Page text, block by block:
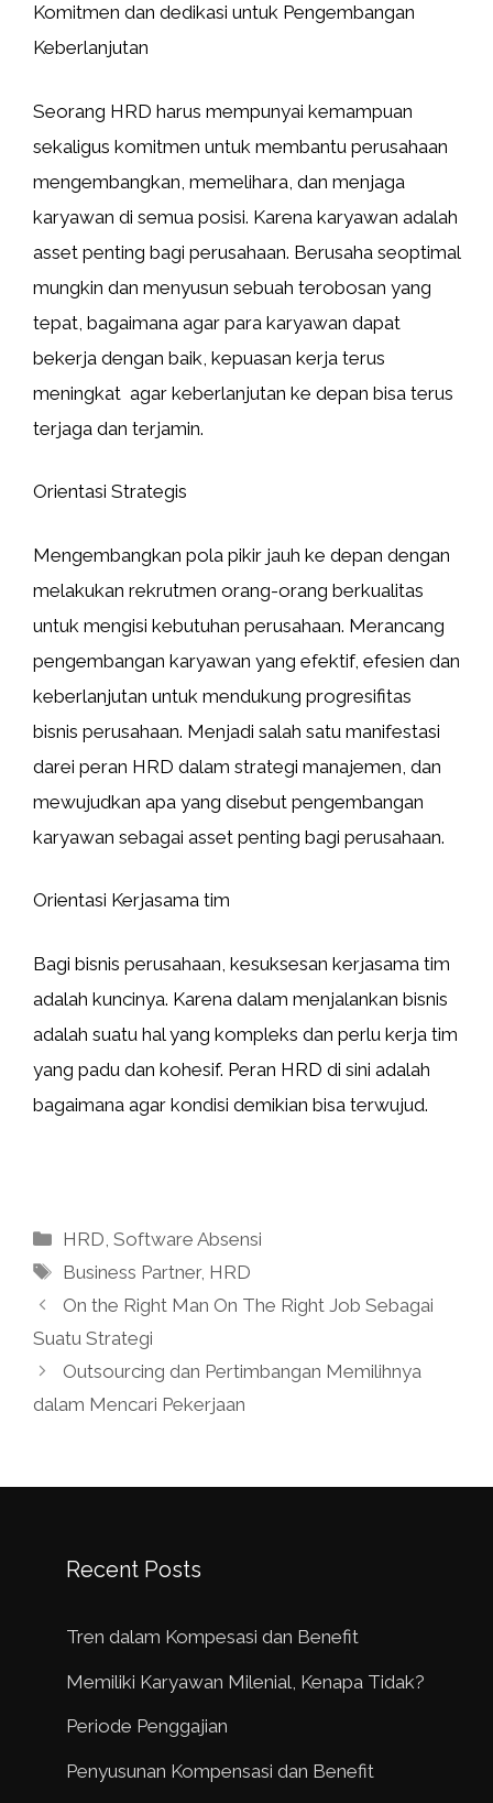
Komitmen dan dedikasi untuk Pengembangan
Keberlanjutan
Seorang HRD harus mempunyai kemampuan
sekaligus komitmen untuk membantu perusahaan
mengembangkan, memelihara, dan menjaga
karyawan di semua posisi. Karena karyawan adalah
asset penting bagi perusahaan. Berusaha seoptimal
mungkin dan menyusun sebuah terobosan yang
tepat, bagaimana agar para karyawan dapat
bekerja dengan baik, kepuasan kerja terus
meningkat agar keberlanjutan ke depan bisa terus
terjaga dan terjamin.
Orientasi Strategis
Mengembangkan pola pikir jauh ke depan dengan
melakukan rekrutmen orang-orang berkualitas
untuk mengisi kebutuhan perusahaan. Merancang
pengembangan karyawan yang efektif, efesien dan
keberlanjutan untuk mendukung progresifitas
bisnis perusahaan. Menjadi salah satu manifestasi
darei peran HRD dalam strategi manajemen, dan
mewujudkan apa yang disebut pengembangan
karyawan sebagai asset penting bagi perusahaan.
Orientasi Kerjasama tim
Bagi bisnis perusahaan, kesuksesan kerjasama tim
adalah kuncinya. Karena dalam menjalankan bisnis
adalah suatu hal yang kompleks dan perlu kerja tim
yang padu dan kohesif. Peran HRD di sini adalah
bagaimana agar kondisi demikian bisa terwujud.
Categories
HRD,Software Absensi
Tags
Business Partner, HRD
On the Right Man On The Right Job Sebagai
Suatu Strategi
Outsourcing dan Pertimbangan Memilihnya
dalam Mencari Pekerjaan
Recent Posts
Tren dalam Kompesasi dan Benefit
Memiliki Karyawan Milenial, Kenapa Tidak?
Periode Penggajian
Penyusunan Kompensasi dan Benefit